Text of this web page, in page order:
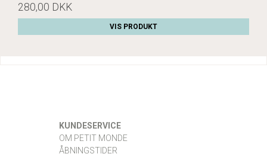
280,00 DKK
VIS PRODUKT
KUNDESERVICE
OM PETIT MONDE
ÅBNINGSTIDER